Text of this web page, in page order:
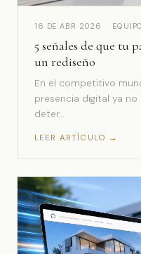
16 DE ABR 2026
5 señales de que tu
un rediseño
En el competitivo
presencia digital ya
deter…
LEER ARTÍCULO →